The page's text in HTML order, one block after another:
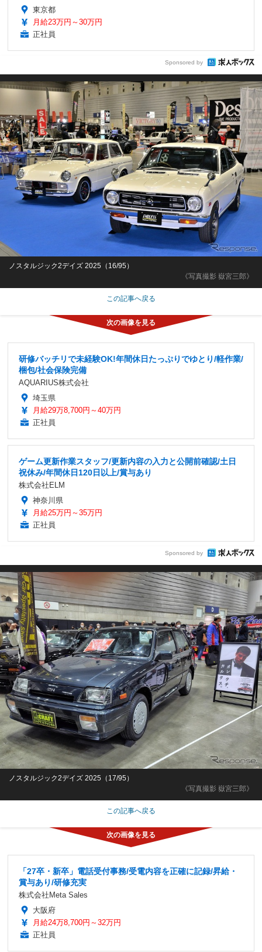
東京都
月給23万円～30万円
正社員
Sponsored by
《写真撮影 嶽宮三郎》
ノスタルジック2デイズ 2025（16/95）
この記事へ戻る
研修バッチリで未経験OK!年間休日たっぷりでゆとり/軽作業/
梱包/社会保険完備
AQUARIUS株式会社
埼玉県
月給29万8,700円～40万円
正社員
ゲーム更新作業スタッフ/更新内容の入力と公開前確認/土日
祝休み/年間休日120日以上/賞与あり
株式会社ELM
神奈川県
月給25万円～35万円
正社員
Sponsored by
《写真撮影 嶽宮三郎》
ノスタルジック2デイズ 2025（17/95）
この記事へ戻る
「27卒・新卒」電話受付事務/受電内容を正確に記録/昇給・
賞与あり/研修充実
株式会社Meta Sales
大阪府
月給24万8,700円～32万円
正社員